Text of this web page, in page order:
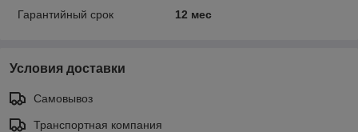
Гарантийный срок
12 мес
Условия доставки
Самовывоз
Транспортная компания